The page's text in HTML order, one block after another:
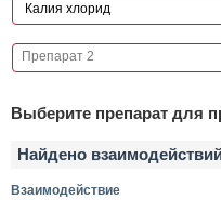
Выберите препарат для
Найдено
Взаимодействие